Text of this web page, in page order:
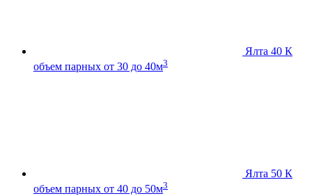
Ялта 40 К
объем парных от 30 до 40м3
Ялта 50 К
объем парных от 40 до 50м3